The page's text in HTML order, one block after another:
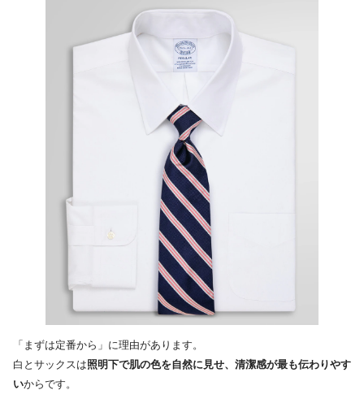
「まずは定番から」に理由があります。
白とサックスは照明下で肌の色を自然に見せ、清潔感が最も伝わりやす
いからです。